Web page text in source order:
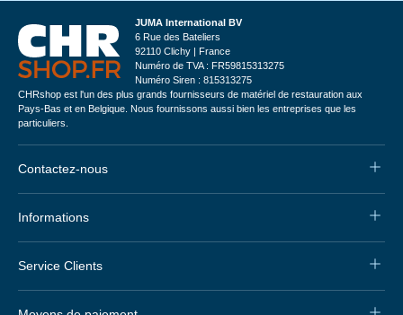
JUMA International BV
6 Rue des Bateliers
92110 Clichy | France
Numéro de TVA : FR59815313275
Numéro Siren : 815313275
CHRshop est l'un des plus grands fournisseurs de matériel de restauration aux
Pays-Bas et en Belgique. Nous fournissons aussi bien les entreprises que les
particuliers.
Contactez-nous
Informations
Service Clients